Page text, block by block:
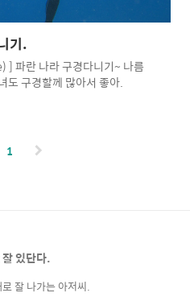
기.
파란 나라 구경다니기~ 나름
도 구경할께 많아서 좋아.
1
있단다.
잘 나가는 아저씨.